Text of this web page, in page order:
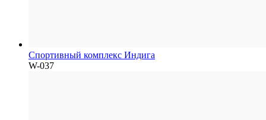
Спортивный комплекс Индига
W-037